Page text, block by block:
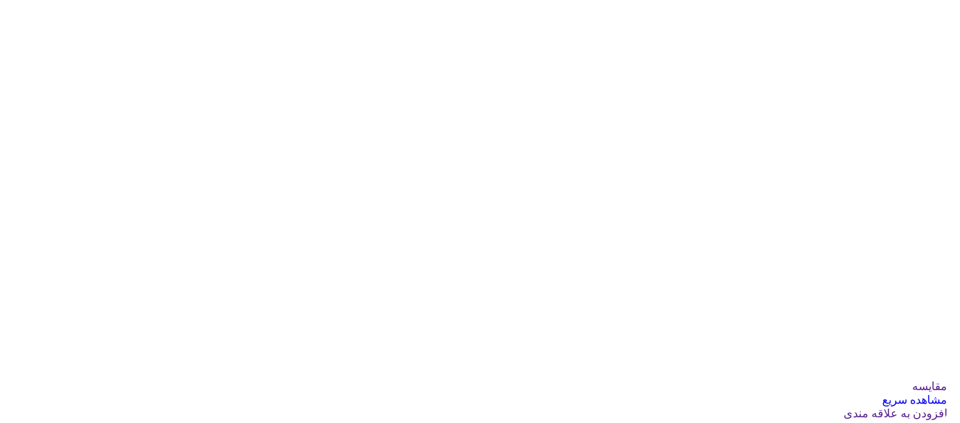
مقایسه
مشاهده سریع
افزودن به علاقه مندی